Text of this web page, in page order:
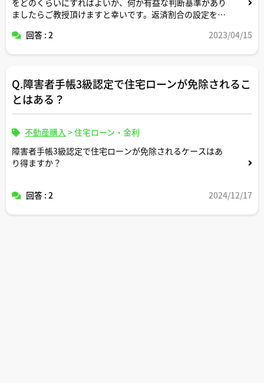
ましたらご教授頂けますと幸いです。返済割合の設定を誤
ないかと懸念しているもので。。
回答 : 2 2023/04/15
Q.障害者手帳3級認定で住宅ローンが免除されるこ
とはある？
不動産購入 >住宅ローン・金利
障害者手帳3級認定で住宅ローンが免除されるケースはあ
り得ますか？
回答 : 2 2024/12/17